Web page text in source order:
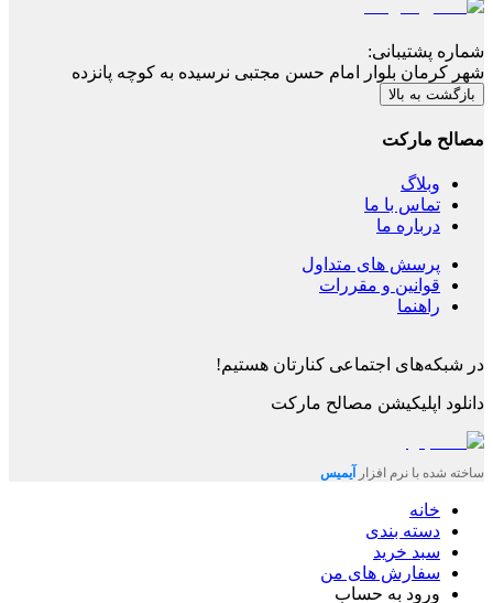
شماره پشتیبانی:
شهر کرمان بلوار امام حسن مجتبی نرسیده به کوچه پانزده
بازگشت به بالا
مصالح مارکت
وبلاگ
تماس با ما
درباره ما
پرسش های متداول
قوانین و مقررات
راهنما
در شبکه‌های اجتماعی کنارتان هستیم!
دانلود اپلیکیشن مصالح مارکت
ساخته شده با نرم افزار آیمیس
خانه
دسته بندی
سبد خرید
سفارش های من
ورود به حساب